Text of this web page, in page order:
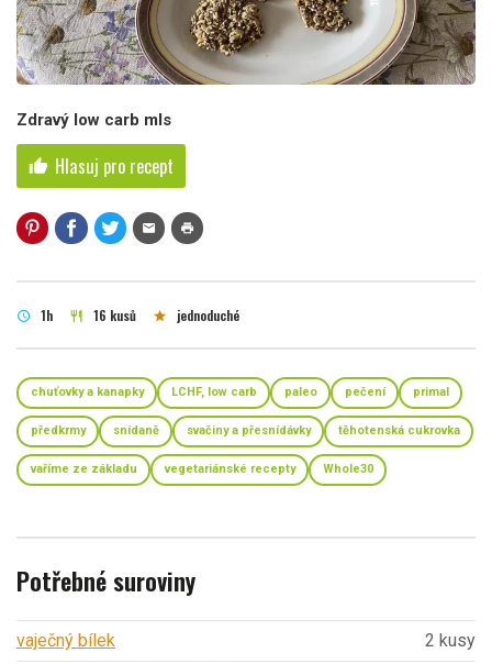
Zdravý low carb mls
thumb_up Hlasuj pro recept
mail print
schedule 1h restaurant 16 kusů star jednoduché
chuťovky a kanapky LCHF, low carb paleo pečení primal
předkrmy snídaně svačiny a přesnídávky těhotenská cukrovka
vaříme ze základu vegetariánské recepty Whole30
Potřebné suroviny
vaječný bílek
2 kusy